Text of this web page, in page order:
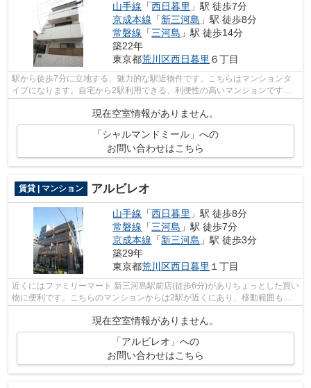
山手線 「西日暮里 」駅 徒歩7分
京成本線 「新三河島 」駅 徒歩8分
常磐線 「三河島 」駅 徒歩14分
築22年
東京都荒川区西日暮里 ６丁目
駅から徒歩7分に立地する、魅力的な駅近物件です。こちらはマンションタ
イプになります。自宅から2駅利用できる、利便性の高いマンションです。
現在空室情報がありません。
「シャルマンドミール」への
お問い合わせはこちら
賃貸 | マンション アルビレオ
山手線 「西日暮里 」駅 徒歩8分
常磐線 「三河島 」駅 徒歩7分
京成本線 「新三河島 」駅 徒歩3分
築29年
東京都荒川区西日暮里 １丁目
近くにはファミリーマート 新三河島駅前店(徒歩6分)がありちょっとした買い
物に便利です。こちらのマンションからは2駅が近くにあり、移動範囲も広
がります。場所が平坦なのは、ランニ...
現在空室情報がありません。
「アルビレオ」への
お問い合わせはこちら